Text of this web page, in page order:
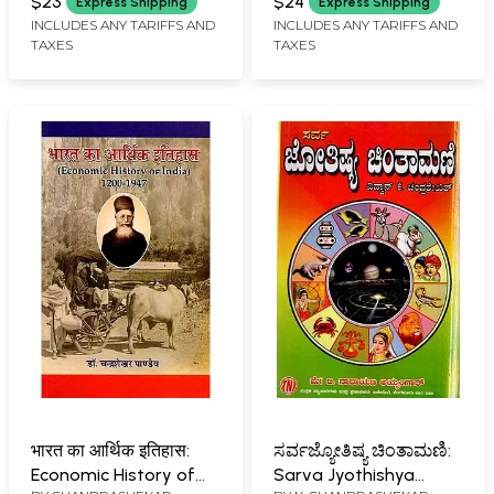
Rangabhashe
(Kannada)
INCLUDES ANY TARIFFS AND
TAXES
Arogyapurnavagiralu
Namma Parisara
INCLUDES ANY TARIFFS AND
TAXES
भारत का आर्थिक इतिहास:
Economic History of
ಸರ್ವಜ್ಯೋತಿಷ್ಯ ಚಿಂತಾಮಣಿ:
Sarva Jyothishya